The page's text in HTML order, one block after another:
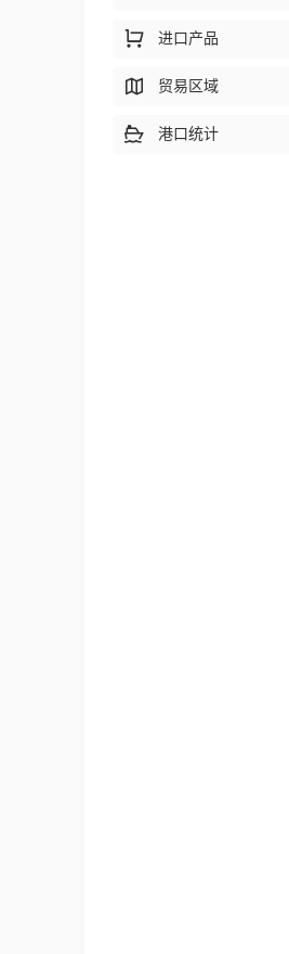
进口产品
贸易区域
港口统计